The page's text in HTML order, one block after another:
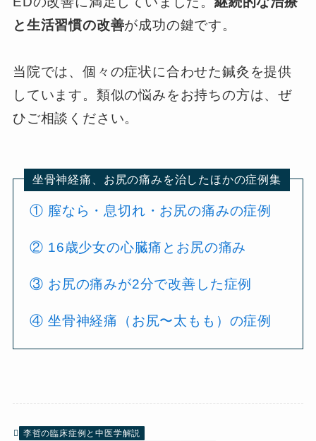
と生活習慣の改善が成功の鍵です。
当院では、個々の症状に合わせた鍼灸を提供
しています。類似の悩みをお持ちの方は、ぜ
ひご相談ください。
坐骨神経痛、お尻の痛みを治したほかの症例集
① 膣なら・息切れ・お尻の痛みの症例
② 16歳少女の心臓痛とお尻の痛み
③ お尻の痛みが2分で改善した症例
④ 坐骨神経痛（お尻〜太もも）の症例
李哲の臨床症例と中医学解説